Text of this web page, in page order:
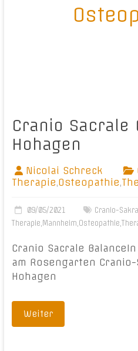
Cranio Sacrale
Hohagen
Nicolai Schreck
Therapie,Osteopathie,
09/05/2021
Cranio-
Therapie, Mannheim,Osteopathie,
Cranio Sacrale
am Rosengarten
Hohagen
Weiter